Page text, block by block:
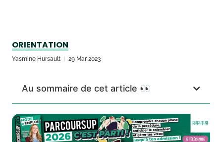
ORIENTATION
Yasmine Hursault 29 Mar 2023
Au sommaire de cet article 👀